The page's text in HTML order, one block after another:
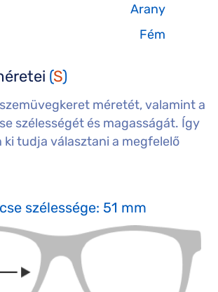
Arany
Fém
(S)
méretét, valamint a
szélességét és magasságát. Így
ki tudja választani a megfelelő
szélessége: 51 mm